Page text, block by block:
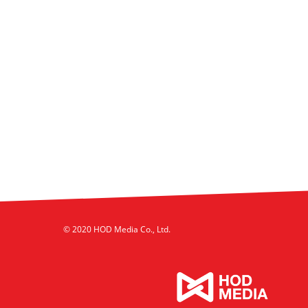
© 2020 HOD Media Co., Ltd.